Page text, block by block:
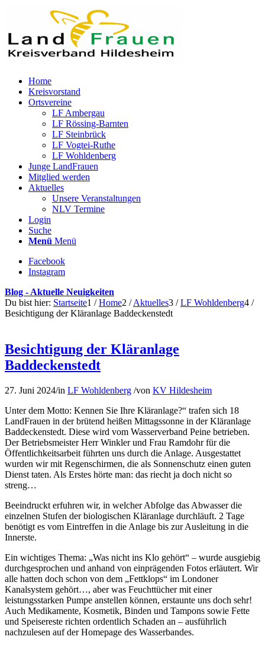
Home
Kreisvorstand
Ortsvereine
LF Ambergau
LF Rössing-Barnten
LF Steinbrück
LF Vogtei-Ruthe
LF Wohldenberg
Junge LandFrauen
Mitglied werden
Aktuelles
Unsere Veranstaltungen
NLV Termine
Login
Suche
Menü Menü
Facebook
Instagram
Blog - Aktuelle Neuigkeiten
Du bist hier: Startseite1 / Home2 / Aktuelles3 / LF Wohldenberg4 /
Besichtigung der Kläranlage Baddeckenstedt
Besichtigung der Kläranlage
Baddeckenstedt
27. Juni 2024/in LF Wohldenberg /von KV Hildesheim
Unter dem Motto: Kennen Sie Ihre Kläranlage?“ trafen sich 18
LandFrauen in der brütend heißen Mittagssonne in der Kläranlage
Baddeckenstedt. Diese wird vom Wasserverband Peine betrieben.
Der Betriebsmeister Herr Winkler und Frau Ramdohr für die
Öffentlichkeitsarbeit führten uns durch die Anlage. Ausgestattet
wurden wir mit Regenschirmen, die als Sonnenschutz einen guten
Dienst taten. Als Erstes hörte man: das riecht ja doch nicht so
streng…
Beeindruckt erfuhren wir, in welcher Abfolge das Abwasser die
einzelnen Stufen der biologischen Kläranlage durchläuft. 2 Tage
benötigt es vom Eintreffen in die Anlage bis zur Ausleitung in die
Innerste.
Ein wichtiges Thema: „Was nicht ins Klo gehört“ – wurde ausgiebig
durchgesprochen und anhand von einprägenden Fotos erläutert. Wir
alle hatten doch schon von dem „Fettklops“ im Londoner
Kanalsystem gehört…, aber was Feuchttücher mit einer
leistungsstarken Pumpe anstellen können, erstaunte uns doch sehr!
Auch Medikamente, Kosmetik, Binden und Tampons sowie Fette
und Speisereste richten ordentlich Schaden an – ausführlich
nachzulesen auf der Homepage des Wasserbandes.